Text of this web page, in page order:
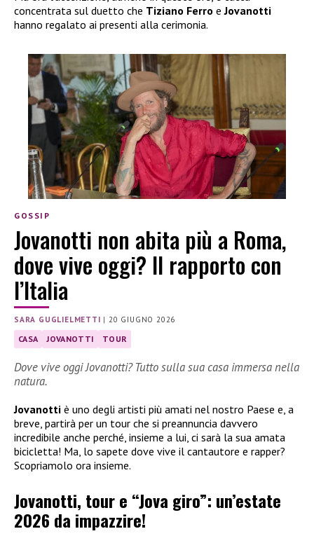
concentrata sul duetto che Tiziano Ferro e Jovanotti
hanno regalato ai presenti alla cerimonia.
GOSSIP
Jovanotti non abita più a Roma,
dove vive oggi? Il rapporto con
l’Italia
SARA GUGLIELMETTI |20 GIUGNO 2026
CASA JOVANOTTI TOUR
Dove vive oggi Jovanotti? Tutto sulla sua casa immersa nella
natura.
Jovanotti è uno degli artisti più amati nel nostro Paese e, a
breve, partirà per un tour che si preannuncia davvero
incredibile anche perché, insieme a lui, ci sarà la sua amata
bicicletta! Ma, lo sapete dove vive il cantautore e rapper?
Scopriamolo ora insieme.
Jovanotti, tour e “Jova giro”: un’estate
2026 da impazzire!